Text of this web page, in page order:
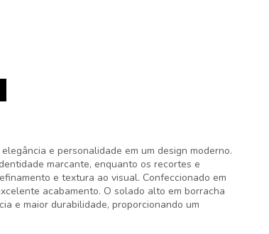
e personalidade em um design moderno.
marcante, enquanto os recortes e
e textura ao visual. Confeccionado em
acabamento. O solado alto em borracha
e maior durabilidade, proporcionando um